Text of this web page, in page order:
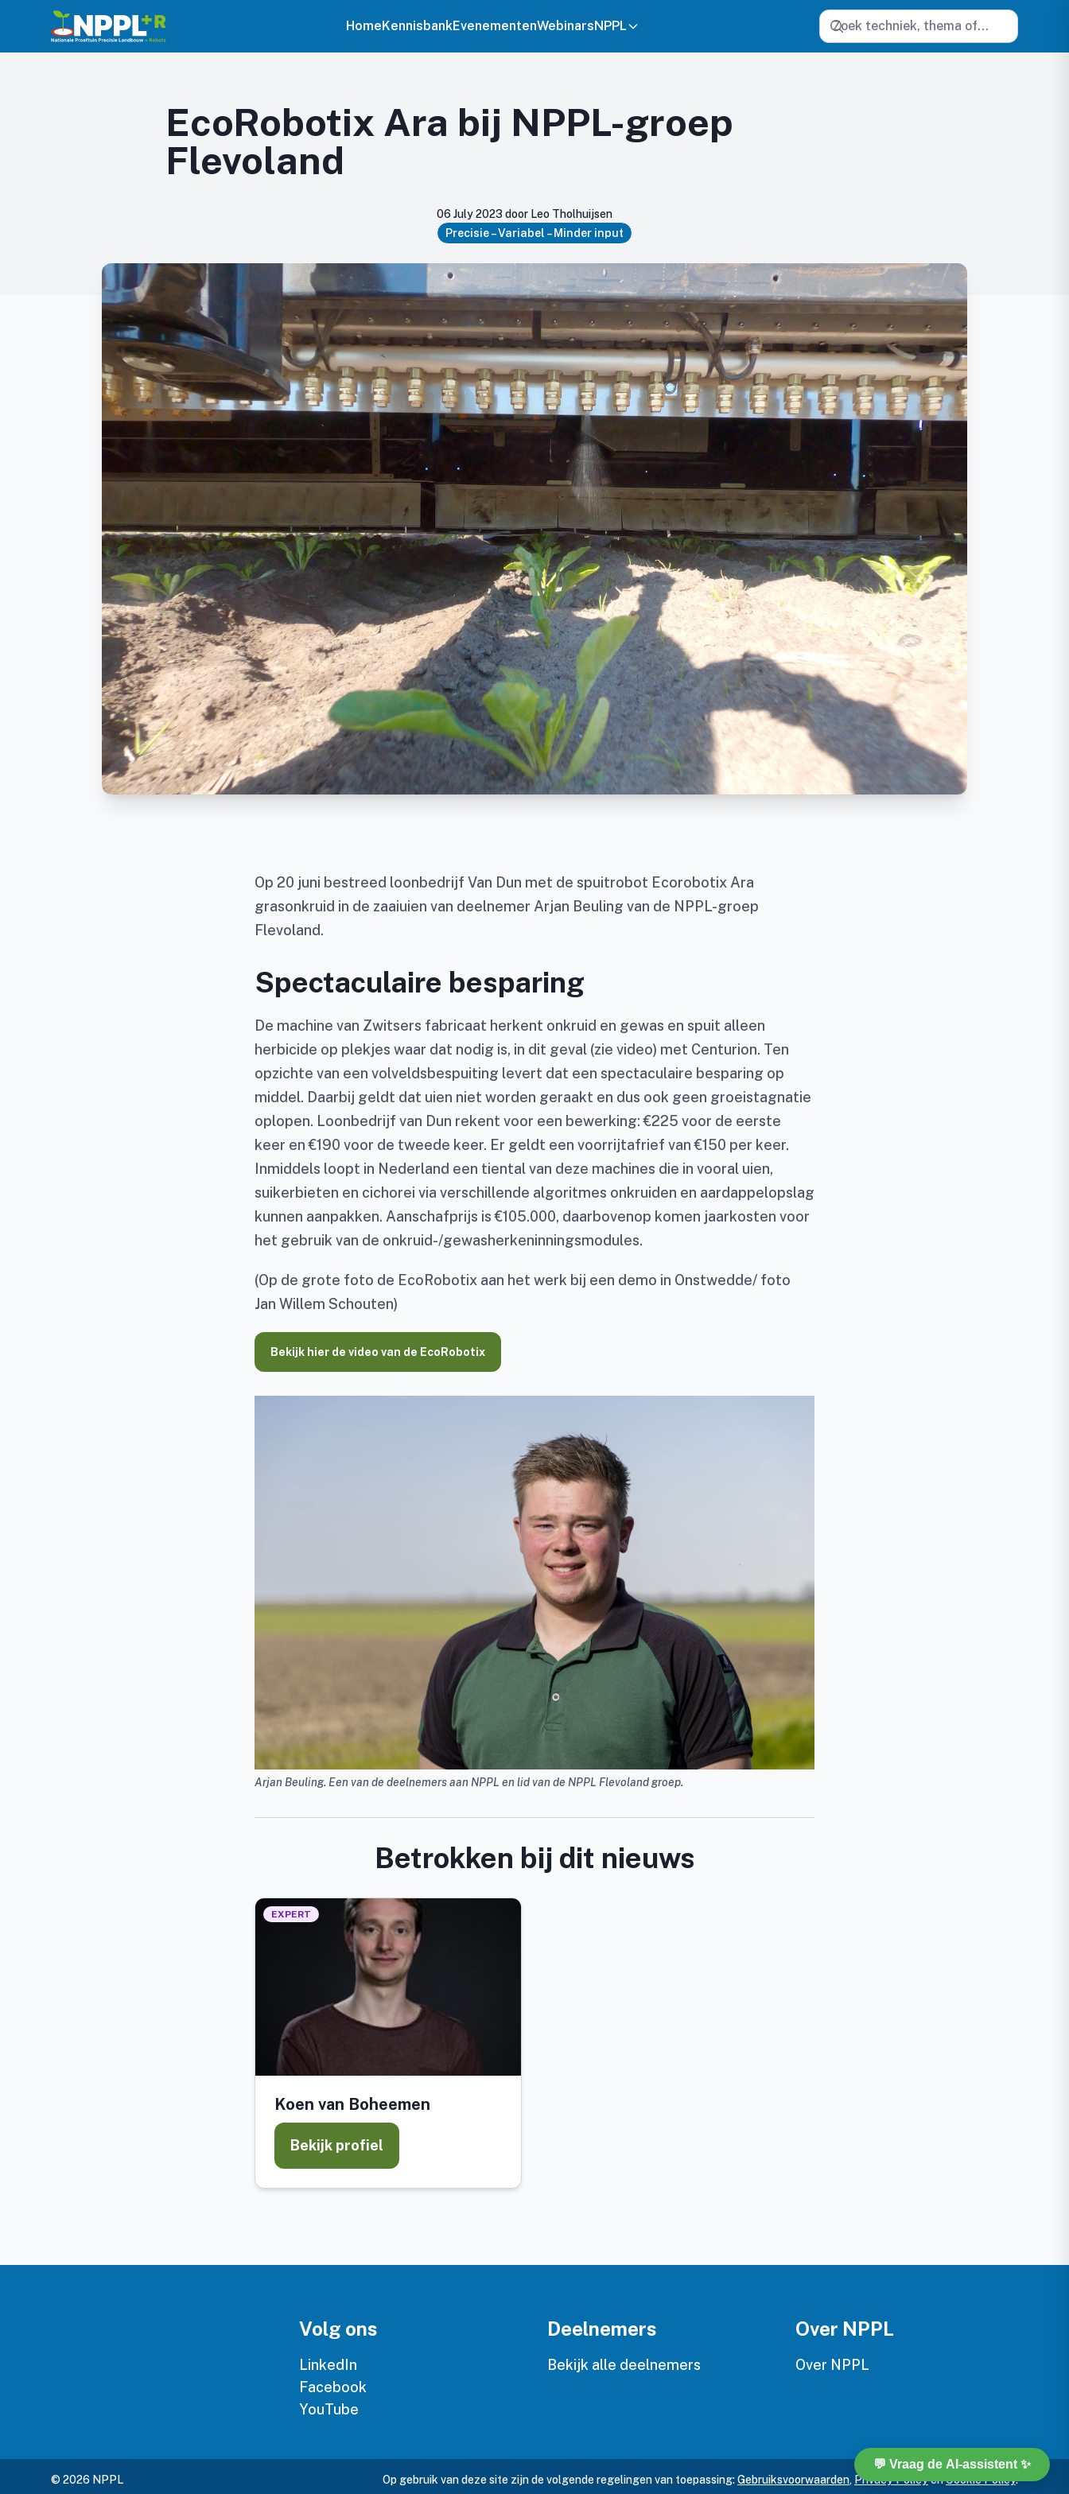
HomeKennisbankEvenementenWebinarsNPPL Zoeken
EcoRobotix Ara bij NPPL-groep
Flevoland
06 July 2023 door Leo Tholhuijsen
Precisie – Variabel – Minder input
Op 20 juni bestreed loonbedrijf Van Dun met de spuitrobot Ecorobotix Ara
grasonkruid in de zaaiuien van deelnemer Arjan Beuling van de NPPL-groep
Flevoland.
Spectaculaire besparing
De machine van Zwitsers fabricaat herkent onkruid en gewas en spuit alleen
herbicide op plekjes waar dat nodig is, in dit geval (zie video) met Centurion. Ten
opzichte van een volveldsbespuiting levert dat een spectaculaire besparing op
middel. Daarbij geldt dat uien niet worden geraakt en dus ook geen groeistagnatie
oplopen. Loonbedrijf van Dun rekent voor een bewerking: €225 voor de eerste
keer en €190 voor de tweede keer. Er geldt een voorrijtafrief van €150 per keer.
Inmiddels loopt in Nederland een tiental van deze machines die in vooral uien,
suikerbieten en cichorei via verschillende algoritmes onkruiden en aardappelopslag
kunnen aanpakken. Aanschafprijs is €105.000, daarbovenop komen jaarkosten voor
het gebruik van de onkruid-/gewasherkeninningsmodules.
(Op de grote foto de EcoRobotix aan het werk bij een demo in Onstwedde/ foto
Jan Willem Schouten)
Bekijk hier de video van de EcoRobotix
Arjan Beuling. Een van de deelnemers aan NPPL en lid van de NPPL Flevoland groep.
Betrokken bij dit nieuws
EXPERT
Koen van Boheemen
Bekijk profiel
Volg ons
LinkedIn
Facebook
YouTube
Deelnemers
Bekijk alle deelnemers
Over NPPL
Over NPPL
© 2026 NPPL Op gebruik van deze site zijn de volgende regelingen van toepassing:Gebruiksvoorwaarden, Privacy PolicyenCookie Policy.